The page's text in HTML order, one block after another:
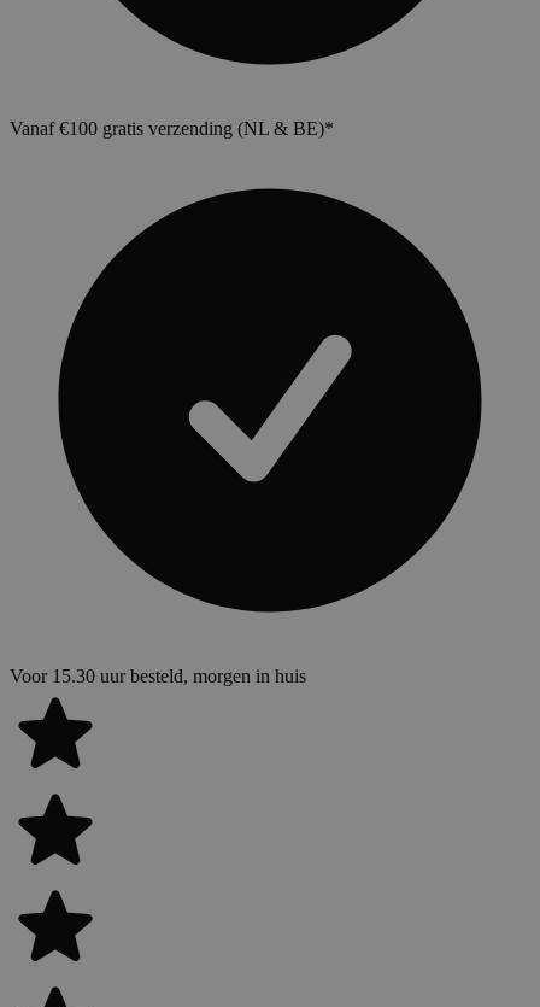
Vanaf €100 gratis verzending (NL & BE)*
Voor 15.30 uur besteld, morgen in huis